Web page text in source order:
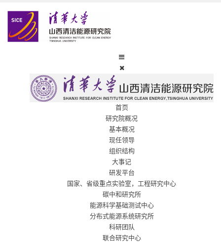
首页
研究院概况
基本概况
现任领导
组织结构
大事记
研发平台
国家、省级重点实验室，工程研究中心
碳中和研究所
能源科学基础测试中心
分布式能源系统研究所
科研团队
联合研究中心